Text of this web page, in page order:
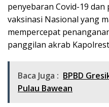
penyebaran Covid-19
vaksinasi Nasional yang
mempercepat
panggilan akrab
Baca Juga : BPBD
Pulau Bawean